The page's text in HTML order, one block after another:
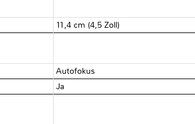
11,4 cm (4,5 Zoll)
Autofokus
Ja